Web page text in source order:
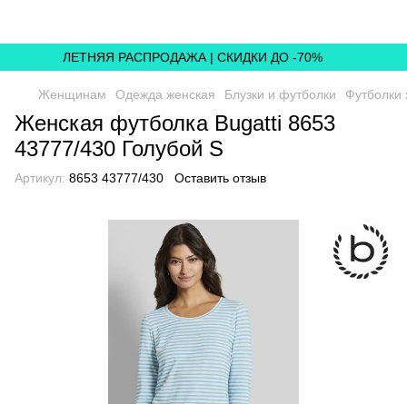
ЛЕТНЯЯ РАСПРОДАЖА | СКИДКИ ДО -70%
Женщинам Одежда женская Блузки и футболки Футболки
Женская футболка Bugatti 8653
43777/430 Голубой S
Артикул: 8653 43777/430 Оставить отзыв